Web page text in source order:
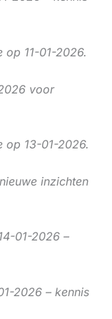
11-01-2026.
voor
op 13-01-2026.
inzichten
01-2026 –
2026 – kennis